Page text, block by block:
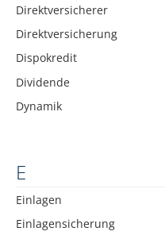
Direktversicherer
Direktversicherung
Dispokredit
Dividende
Dynamik
E
Einlagen
Einlagensicherung